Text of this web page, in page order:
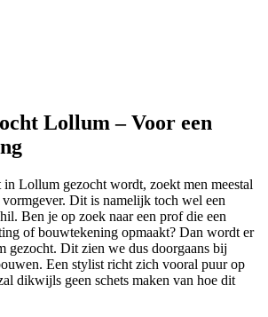
Lollum – Voor een
in Lollum gezocht wordt, zoekt men meestal
Dit is namelijk toch wel een
Ben je op zoek naar een prof die een
of bouwtekening opmaakt? Dan wordt er
gezocht. Dit zien we dus doorgaans bij
Een stylist richt zich vooral puur op
dikwijls geen schets maken van hoe dit